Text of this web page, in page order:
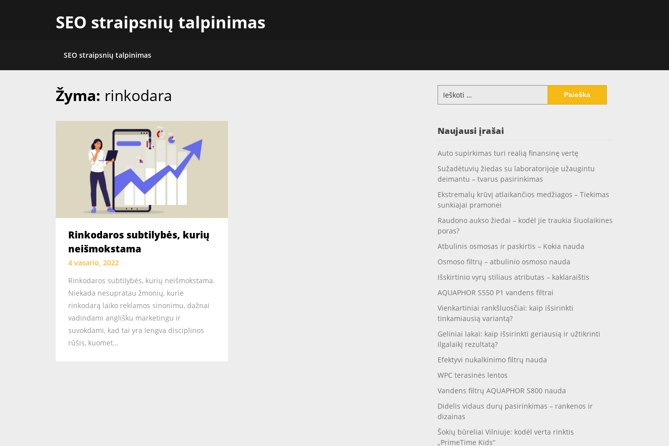
SEO straipsnių talpinimas
SEO straipsnių talpinimas
Žyma: rinkodara
Rinkodaros subtilybės, kurių
neišmokstama
4 vasario, 2022
Rinkodaros subtilybės, kurių neišmokstama.
Niekada nesupratau žmonių, kurie
rinkodarą laiko reklamos sinonimu, dažnai
vadindami anglišku marketingu ir
suvokdami, kad tai yra lengva disciplinos
rūšis, kuomet…
Ieškoti:
Naujausi įrašai
Auto supirkimas turi realią finansinę vertę
Sužadėtuvių žiedas su laboratorijoje užaugintu
deimantu – tvarus pasirinkimas
Ekstremalų krūvį atlaikančios medžiagos – Tiekimas
sunkiajai pramonei
Raudono aukso žiedai – kodėl jie traukia šiuolaikines
poras?
Atbulinis osmosas ir paskirtis – Kokia nauda
Osmoso filtrų – atbulinio osmoso nauda
Išskirtinio vyrų stiliaus atributas – kaklaraištis
AQUAPHOR S550 P1 vandens filtrai
Vienkartiniai rankšluosčiai: kaip išsirinkti
tinkamiausią variantą?
Geliniai lakai: kaip išsirinkti geriausią ir užtikrinti
ilgalaikį rezultatą?
Efektyvi nukalkinimo filtrų nauda
WPC terasinės lentos
Vandens filtrų AQUAPHOR S800 nauda
Didelis vidaus durų pasirinkimas – rankenos ir
dizainas
Šokių būreliai Vilniuje: kodėl verta rinktis
„PrimeTime Kids“